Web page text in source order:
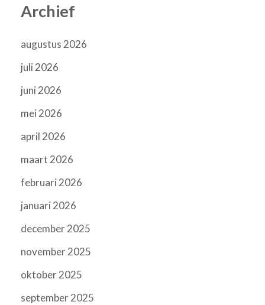
Archief
augustus 2026
juli 2026
juni 2026
mei 2026
april 2026
maart 2026
februari 2026
januari 2026
december 2025
november 2025
oktober 2025
september 2025